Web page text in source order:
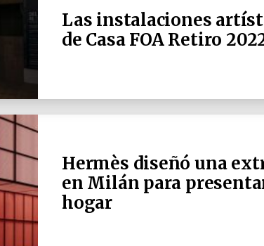
Las instalaciones
de Casa FOA Retiro
Hermès diseñó una
en Milán para
hogar